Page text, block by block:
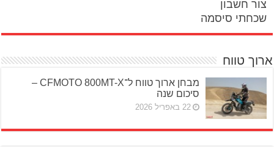
צור חשבון
שכחתי סיסמה
ארוך טווח
מבחן ארוך טווח ל־CFMOTO 800MT-X –
סיכום שנה
22 באפריל 2026